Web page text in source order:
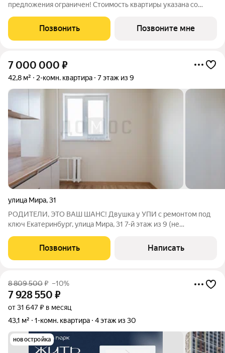
предложения ограничен! Стоимость квартиры указана со
вопросам обращайтесь в офис продаж, мы вам все подробно
расскажем. Продается 3-комн. квартира с
Позвонить Позвоните мне
7 000 000 ₽
42,8 м² 2-комн. квартира 7 этаж из 9
улица Мира,31
РОДИТЕЛИ, ЭТО ВАШ ШАНС! Двушка у УПИ с ремонтом под
ключ Екатеринбург, улица Мира, 31 7-й этаж из 9 (не
въезжай и живи! Что сделано? Переделана вся электрика
Стяжка полов, уложен ламинат
Позвонить Написать
8 809 500₽ –10%
7 928 550 ₽
от 31 647 ₽ в месяц
43,1 м²
1-комн. квартира 4 этаж из 30
новостройка